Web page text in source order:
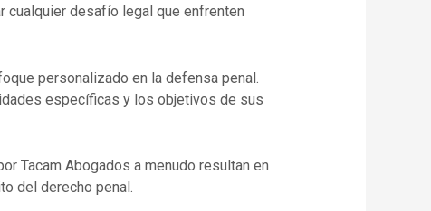
cualquier desafío legal que enfrenten
personalizado en la defensa penal.
específicas y los objetivos de sus
Tacam Abogados a menudo resultan en
del derecho penal.